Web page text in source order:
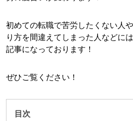
初めての転職で苦労したくない人
り方を間違えてしまった人などに
記事になっております！
ぜひご覧ください！
目次